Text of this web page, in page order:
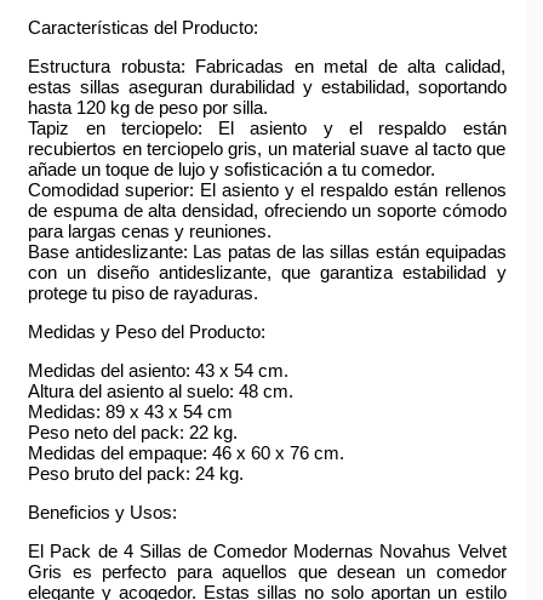
Características del Producto:
Estructura robusta: Fabricadas en metal de alta calidad,
estas sillas aseguran durabilidad y estabilidad, soportando
hasta 120 kg de peso por silla.
Tapiz en terciopelo: El asiento y el respaldo están
recubiertos en terciopelo gris, un material suave al tacto que
añade un toque de lujo y sofisticación a tu comedor.
Comodidad superior: El asiento y el respaldo están rellenos
de espuma de alta densidad, ofreciendo un soporte cómodo
para largas cenas y reuniones.
Base antideslizante: Las patas de las sillas están equipadas
con un diseño antideslizante, que garantiza estabilidad y
protege tu piso de rayaduras.
Medidas y Peso del Producto:
Medidas del asiento: 43 x 54 cm.
Altura del asiento al suelo: 48 cm.
Medidas: 89 x 43 x 54 cm
Peso neto del pack: 22 kg.
Medidas del empaque: 46 x 60 x 76 cm.
Peso bruto del pack: 24 kg.
Beneficios y Usos:
El Pack de 4 Sillas de Comedor Modernas Novahus Velvet
Gris es perfecto para aquellos que desean un comedor
elegante y acogedor. Estas sillas no solo aportan un estilo